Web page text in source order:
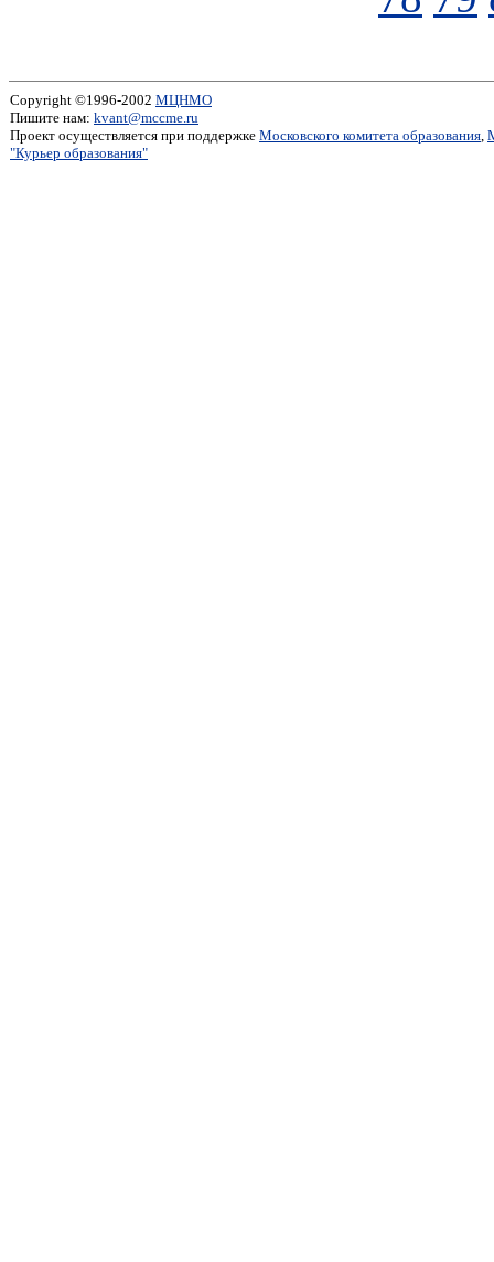
Copyright ©1996-2002 МЦНМО
Пишите нам: kvant@mccme.ru
Проект осуществляется при поддержке Московского комитета образования,
"Курьер образования"